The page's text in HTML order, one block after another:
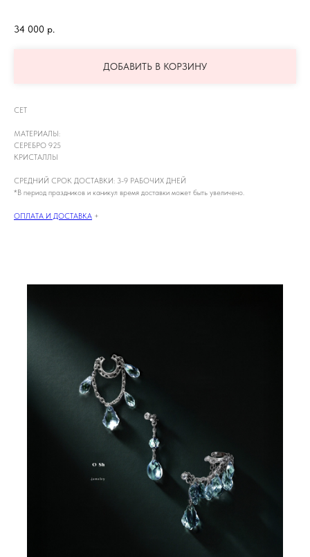
34 000 р.
ДОБАВИТЬ В КОРЗИНУ
СЕТ
МАТЕРИАЛЫ:
СЕРЕБРО 925
КРИСТАЛЛЫ
СРЕДНИЙ СРОК ДОСТАВКИ: 3-9 РАБОЧИХ ДНЕЙ
*В период праздников и каникул время доставки может быть увеличено.
ОПЛАТА И ДОСТАВКА +